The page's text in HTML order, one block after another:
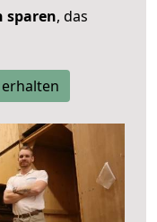
sparen, das